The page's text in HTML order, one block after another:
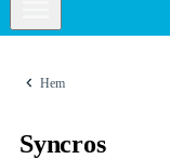
Hem
Syncros